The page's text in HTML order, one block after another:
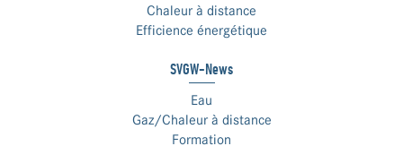
Chaleur à distance
Efficience énergétique
SVGW-News
Eau
Gaz/Chaleur à distance
Formation